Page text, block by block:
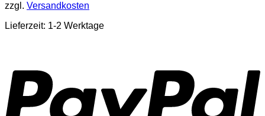
zzgl. Versandkosten
Lieferzeit: 1-2 Werktage